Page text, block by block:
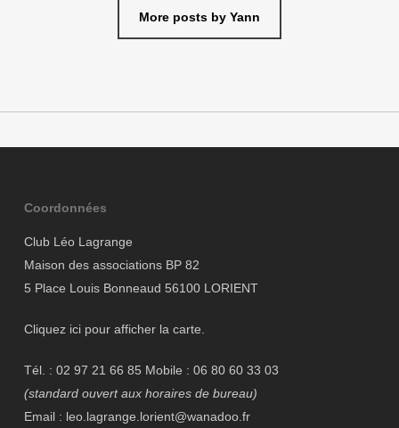
More posts by Yann
Coordonnées
Club Léo Lagrange
Maison des associations BP 82
5 Place Louis Bonneaud 56100 LORIENT
Cliquez ici pour afficher la carte.
Tél. : 02 97 21 66 85 Mobile : 06 80 60 33 03
(standard ouvert aux horaires de bureau)
Email : leo.lagrange.lorient@wanadoo.fr